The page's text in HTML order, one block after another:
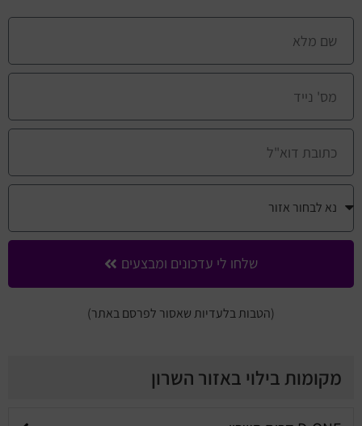
שלחו לי עדכונים ומבצעים
(הטבות בלעדיות שאסור לפרסם באתר)
מקומות בילוי באזור השרון